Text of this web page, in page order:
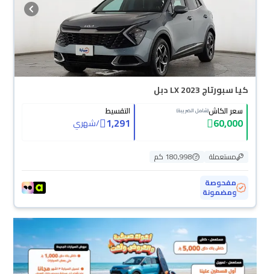
كيا سبورتاج LX 2023 دبل
سعر الكاش(شامل الضريبة)
60,000
التقسيط
1,291
/شهري
مستعملة
180,998 كم
مفحوصة
ومضمونة